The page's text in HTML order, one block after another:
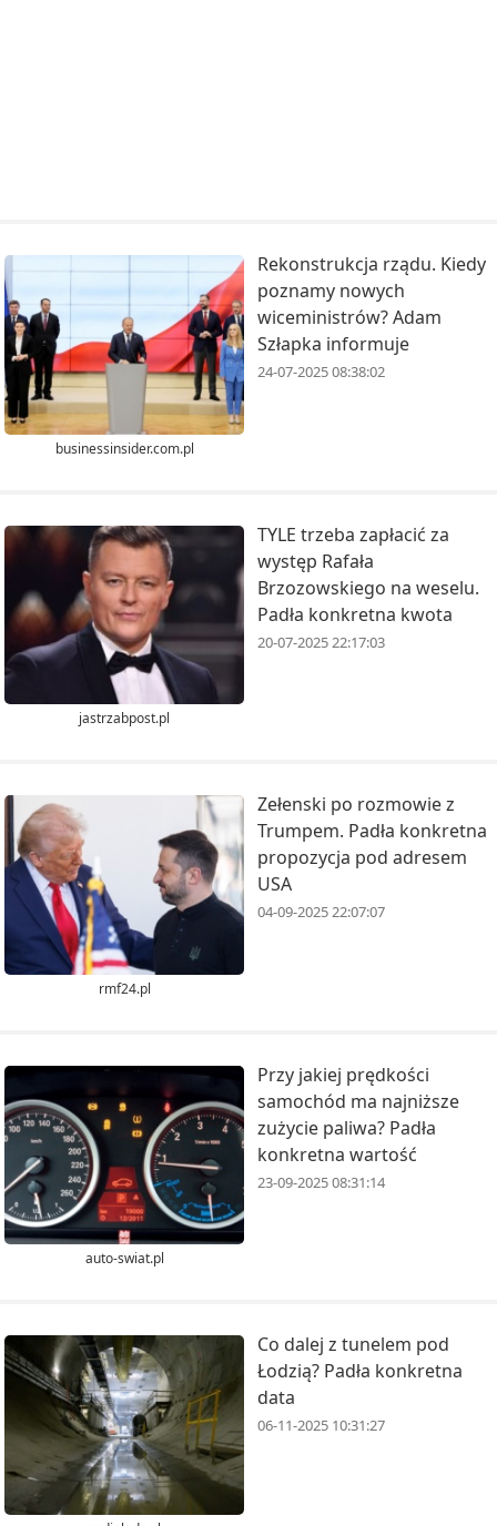
businessinsider.com.pl
Rekonstrukcja rządu. Kiedy
poznamy nowych
wiceministrów? Adam
Szłapka informuje
24-07-2025 08:38:02
jastrzabpost.pl
TYLE trzeba zapłacić za
występ Rafała
Brzozowskiego na weselu.
Padła konkretna kwota
20-07-2025 22:17:03
rmf24.pl
Zełenski po rozmowie z
Trumpem. Padła konkretna
propozycja pod adresem
USA
04-09-2025 22:07:07
auto-swiat.pl
Przy jakiej prędkości
samochód ma najniższe
zużycie paliwa? Padła
konkretna wartość
23-09-2025 08:31:14
Co dalej z tunelem pod
Łodzią? Padła konkretna
data
06-11-2025 10:31:27